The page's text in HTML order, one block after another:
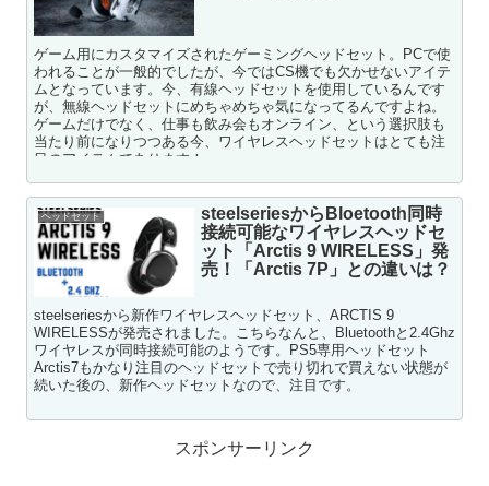
ゲーム用にカスタマイズされたゲーミングヘッドセット。PCで使
われることが一般的でしたが、今ではCS機でも欠かせないアイテ
ムとなっています。今、有線ヘッドセットを使用しているんです
が、無線ヘッドセットにめちゃめちゃ気になってるんですよね。
ゲームだけでなく、仕事も飲み会もオンライン、という選択肢も
当たり前になりつつある今、ワイヤレスヘッドセットはとても注
目のアイテムであります！
ヘッドセット
steelseriesからBloetooth同時
接続可能なワイヤレスヘッドセ
ット「Arctis 9 WIRELESS」発
売！「Arctis 7P」との違いは？
steelseriesから新作ワイヤレスヘッドセット、ARCTIS 9
WIRELESSが発売されました。こちらなんと、Bluetoothと2.4Ghz
ワイヤレスが同時接続可能のようです。PS5専用ヘッドセット
Arctis7もかなり注目のヘッドセットで売り切れで買えない状態が
続いた後の、新作ヘッドセットなので、注目です。
スポンサーリンク